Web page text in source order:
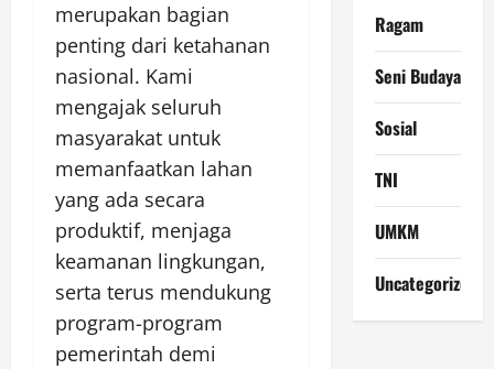
merupakan bagian
penting dari ketahanan
nasional. Kami
mengajak seluruh
masyarakat untuk
memanfaatkan lahan
yang ada secara
produktif, menjaga
keamanan lingkungan,
serta terus mendukung
program-program
pemerintah demi
Ragam
Seni Budaya
Sosial
TNI
UMKM
Uncategorized